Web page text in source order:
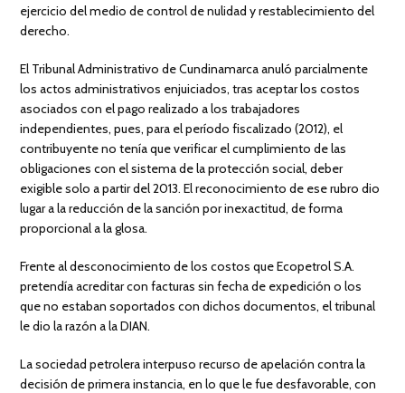
ejercicio del medio de control de nulidad y restablecimiento del
derecho.
El Tribunal Administrativo de Cundinamarca anuló parcialmente
los actos administrativos enjuiciados, tras aceptar los costos
asociados con el pago realizado a los trabajadores
independientes, pues, para el período fiscalizado (2012), el
contribuyente no tenía que verificar el cumplimiento de las
obligaciones con el sistema de la protección social, deber
exigible solo a partir del 2013. El reconocimiento de ese rubro dio
lugar a la reducción de la sanción por inexactitud, de forma
proporcional a la glosa.
Frente al desconocimiento de los costos que Ecopetrol S.A.
pretendía acreditar con facturas sin fecha de expedición o los
que no estaban soportados con dichos documentos, el tribunal
le dio la razón a la DIAN.
La sociedad petrolera interpuso recurso de apelación contra la
decisión de primera instancia, en lo que le fue desfavorable, con